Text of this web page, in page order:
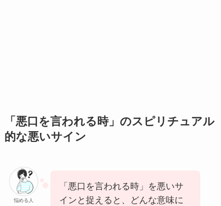
「悪口を言われる時」のスピリチュアル
的な悪いサイン
悩める人
「悪口を言われる時」を悪いサ
インと捉えると、どんな意味に